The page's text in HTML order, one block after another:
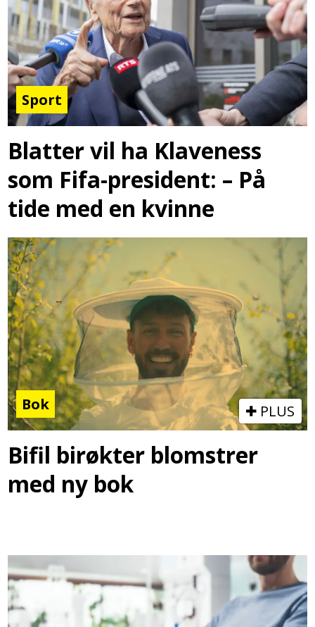
Sport
Blatter vil ha Klaveness
som Fifa-president: – På
tide med en kvinne
Bok PLUS
Bifil birøkter blomstrer
med ny bok